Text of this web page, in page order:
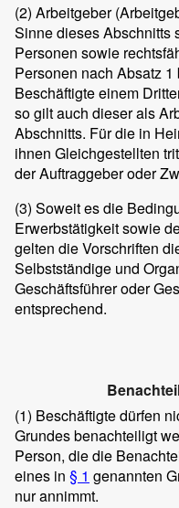
(2) Arbeitgeber
Sinne dieses Abschnitts
Personen sowie
Personen nach Absatz
Beschäftigte einem
so gilt auch dieser als
Abschnitts. Für die in
ihnen Gleichgestellten
der Auftraggeber oder
(3) Soweit es die
Erwerbstätigkeit sowie
gelten die Vorschriften
Selbstständige und
Geschäftsführer oder
entsprechend.
(1) Beschäftigte dürfen
Grundes benachteiligt
Person, die die
eines in § 1 genannten
nur annimmt.